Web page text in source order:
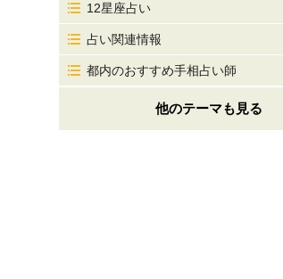
12星座占い
占い関連情報
都内のおすすめ手相占い師
他のテーマも見る